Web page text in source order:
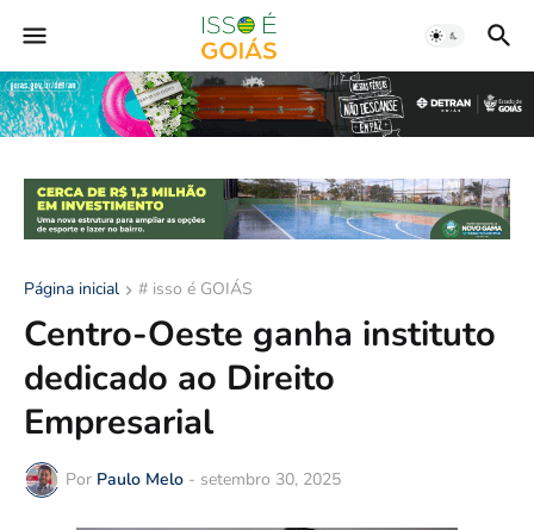
Página inicial # isso é GOIÁS
Centro-Oeste ganha instituto
dedicado ao Direito
Empresarial
Por Paulo Melo - setembro 30, 2025